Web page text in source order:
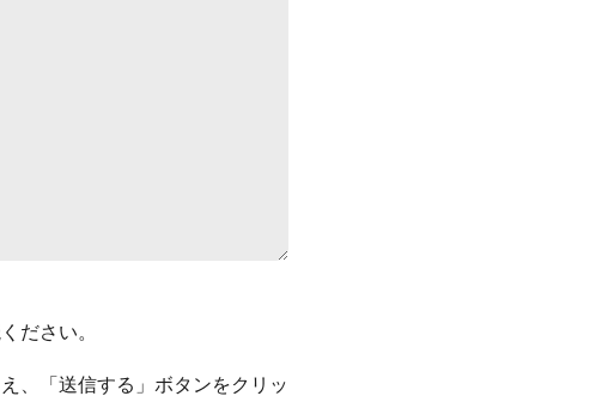
ださい。
、「送信する」ボタンをクリッ